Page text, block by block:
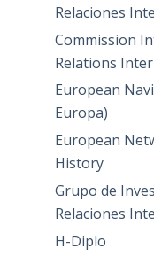
Relaciones
Commission
Relations
European
Europa)
European
History
Grupo de
Relaciones
H-Diplo